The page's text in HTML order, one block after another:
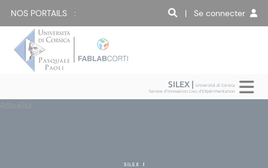
NOS PORTAILS : | Se connecter
SILEX |Università di Corsica
Service d'Innovation Lieu d'EXpérimentation
Attualità
SILEX |